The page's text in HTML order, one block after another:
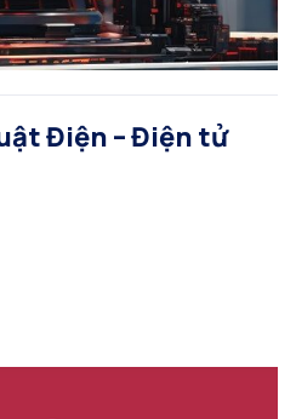
Điện – Điện tử